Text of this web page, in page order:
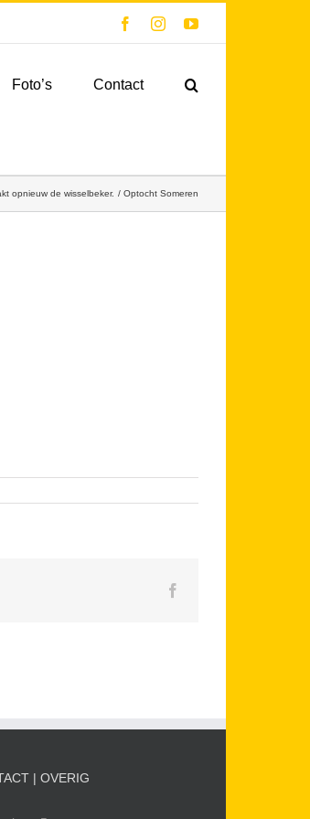
FacebookInstagramYouTube
Foto’s Contact
opnieuw de wisselbeker. Optocht Someren
| OVERIG